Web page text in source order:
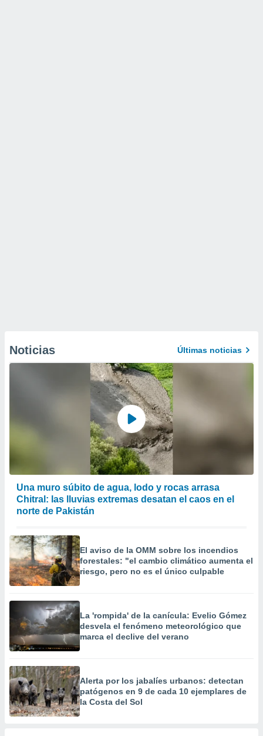
Noticias Últimas noticias
Una muro súbito de agua, lodo y rocas arrasa
Chitral: las lluvias extremas desatan el caos en el
norte de Pakistán
El aviso de la OMM sobre los incendios
forestales: "el cambio climático aumenta el
riesgo, pero no es el único culpable
La 'rompida' de la canícula: Evelio Gómez
desvela el fenómeno meteorológico que
marca el declive del verano
Alerta por los jabalíes urbanos: detectan
patógenos en 9 de cada 10 ejemplares de
la Costa del Sol